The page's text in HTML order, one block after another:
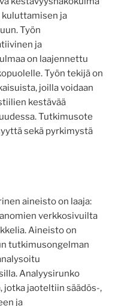
kuluttamisen ja
Työn
ja
on laajennettu
Työn tekijä on
joilla voidaan
kestävää
Tutkimusote
sekä pyrkimystä
aineisto on laaja:
verkkosivuilta
Aineisto on
tutkimusongelman
Analyysirunko
jaoteltiin säädös-,
ja